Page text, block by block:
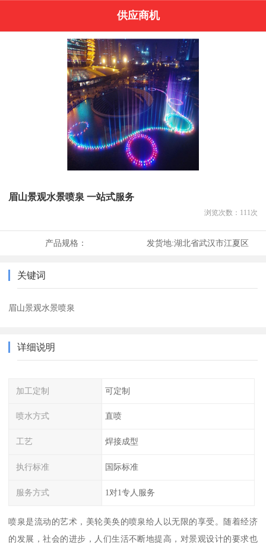
供应商机
眉山景观水景喷泉 一站式服务
浏览次数： 111 次
产品规格： 发货地:湖北省武汉市江夏区
关键词
眉山景观水景喷泉
详细说明
加工定制 可定制
喷水方式 直喷
工艺 焊接成型
执行标准 国际标准
服务方式 1对1专人服务
喷泉是流动的艺术，美轮美奂的喷泉给人以无限的享受。随着经济
的发展，社会的进步，人们生活不断地提高，对景观设计的要求也